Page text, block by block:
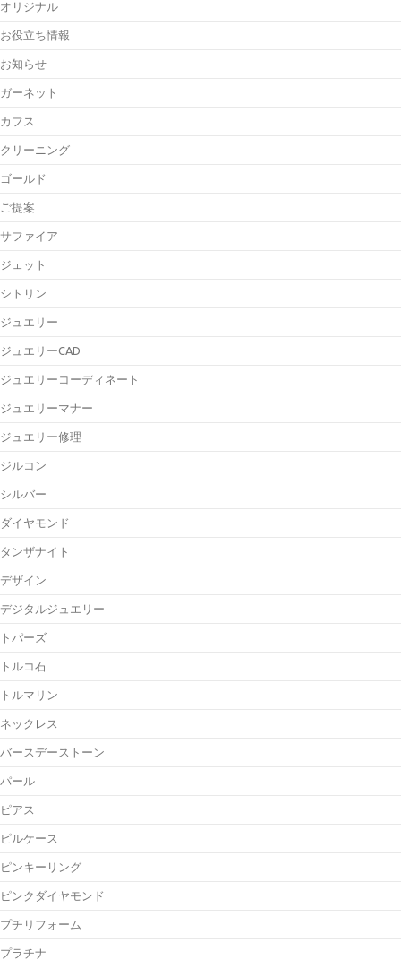
オリジナル
お役立ち情報
お知らせ
ガーネット
カフス
クリーニング
ゴールド
ご提案
サファイア
ジェット
シトリン
ジュエリー
ジュエリーCAD
ジュエリーコーディネート
ジュエリーマナー
ジュエリー修理
ジルコン
シルバー
ダイヤモンド
タンザナイト
デザイン
デジタルジュエリー
トパーズ
トルコ石
トルマリン
ネックレス
バースデーストーン
パール
ピアス
ピルケース
ピンキーリング
ピンクダイヤモンド
プチリフォーム
プラチナ